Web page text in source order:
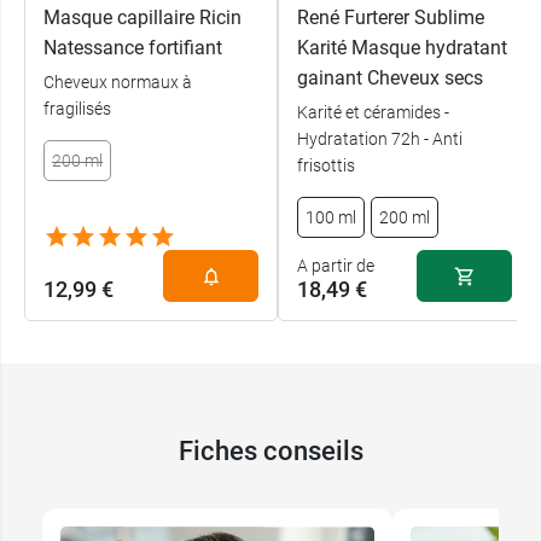
Masque capillaire Ricin
Natessance fortifiant
Cheveux normaux à
fragilisés
200 ml
12,99 €
René Furterer Sublime
Karité Masque hydratant
gainant Cheveux secs
Karité et céramides -
Hydratation 72h - Anti
frisottis
100 ml 200 ml
A partir de
18,49 €
Fiches conseils